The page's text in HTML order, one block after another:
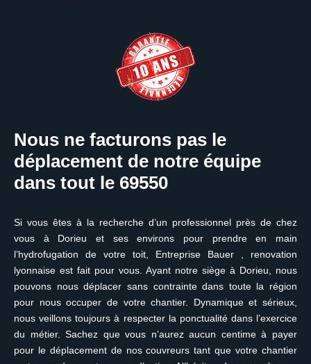
Nous ne facturons pas le
déplacement de notre équipe
dans tout le 69550
Si vous êtes à la recherche d’un professionnel près de chez
vous à Dorieu et ses environs pour prendre en main
l’hydrofugation de votre toit, Entreprise Bauer , renovation
lyonnaise est fait pour vous. Ayant notre siège à Dorieu, nous
pouvons nous déplacer sans contrainte dans toute la région
pour nous occuper de votre chantier. Dynamique et sérieux,
nous veillons toujours à respecter la ponctualité dans l’exercice
du métier. Sachez que vous n’aurez aucun centime à payer
pour le déplacement de nos couvreurs tant que votre chantier